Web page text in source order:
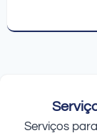
Serviços